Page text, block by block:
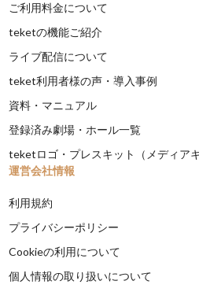
ご利用料金について
teketの機能ご紹介
ライブ配信について
teket利用者様の声・導入事例
資料・マニュアル
登録済み劇場・ホール一覧
teketロゴ・プレスキット（メディアキ
運営会社情報
利用規約
プライバシーポリシー
Cookieの利用について
個人情報の取り扱いについて